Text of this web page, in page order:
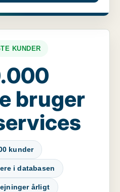
KUNDER
bruger
kunder
i databasen
årligt